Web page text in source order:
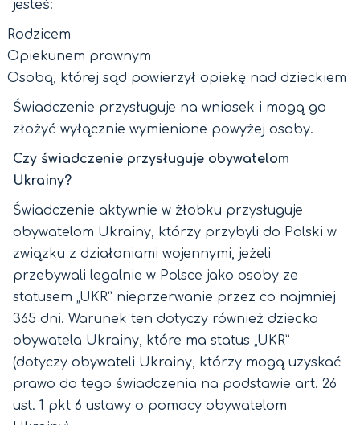
jesteś:
Rodzicem
Opiekunem prawnym
Osobą, której sąd powierzył opiekę nad dzieckiem
Świadczenie przysługuje na wniosek i mogą go
złożyć wyłącznie wymienione powyżej osoby.
Czy świadczenie przysługuje obywatelom
Ukrainy?
Świadczenie aktywnie w żłobku przysługuje
obywatelom Ukrainy, którzy przybyli do Polski w
związku z działaniami wojennymi, jeżeli
przebywali legalnie w Polsce jako osoby ze
statusem „UKR” nieprzerwanie przez co najmniej
365 dni. Warunek ten dotyczy również dziecka
obywatela Ukrainy, które ma status „UKR”
(dotyczy obywateli Ukrainy, którzy mogą uzyskać
prawo do tego świadczenia na podstawie art. 26
ust. 1 pkt 6 ustawy o pomocy obywatelom